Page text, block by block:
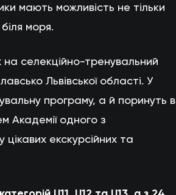
мають можливість не тільки
моря.
селекційно-тренувальний
Львівської області. У
програму, а й поринуть в
Академії одного з
цікавих екскурсійних та